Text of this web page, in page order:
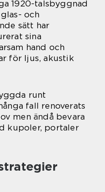
1920-talsbyggnad
och
sätt har
sina
hand och
för ljus, akustik
runt
fall renoverats
men ändå bevara
kupoler, portaler